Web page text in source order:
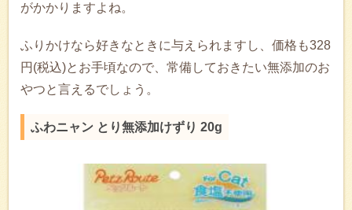
がかかりますよね。
ふりかけなら好きなときに与えられますし、価格も328
円(税込)とお手頃なので、常備しておきたい無添加のお
やつと言えるでしょう。
ふわニャン とり無添加けずり 20g